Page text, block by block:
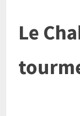
Le